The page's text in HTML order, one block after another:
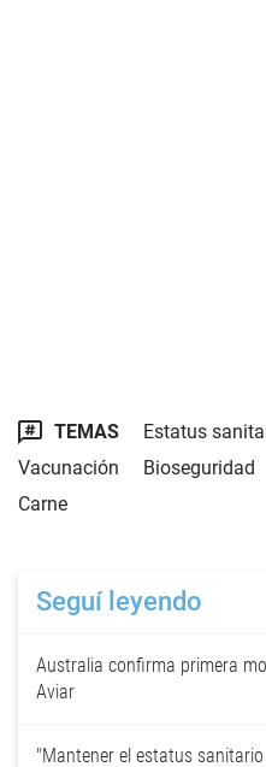
TEMAS Estatus
Vacunación
Bioseguridad
Carne
Seguí leyendo
Australia confirma primera
Aviar
"Mantener el estatus